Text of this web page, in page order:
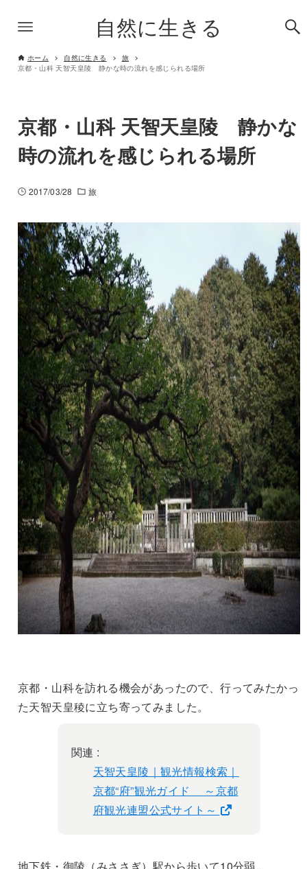
自然に生きる
ホーム 自然に生きる
旅
京都・山科 天智天皇陵 静かな時の流れを感じられる場所
京都・山科 天智天皇陵 静かな
時の流れを感じられる場所
2017/03/28 旅
京都・山科を訪れる機会があったので、行ってみたかっ
た天智天皇稜に立ち寄ってみました。
関連 :
天智天皇陵｜観光情報検索｜
京都“府”観光ガイド ～京都
府観光連盟公式サイト～